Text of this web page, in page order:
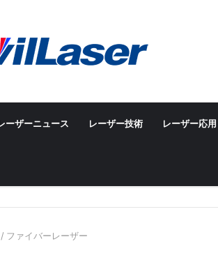
ーザーニュース レーザー技術 レーザー応用
/ ファイバーレーザー